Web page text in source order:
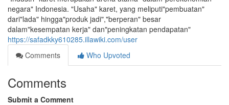
negara" Indonesia. "Usaha" karet, yang meliputi"pembuatan"
dari"lada" hingga"produk jadi","berperan" besar
dalam"kesempatan kerja" dan"peningkatan pendapatan"
https://safadkky610285.illawiki.com/user
Comments
Who Upvoted
Comments
Submit a Comment